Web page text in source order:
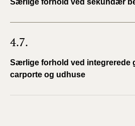
Særlige forhold ved sekundær
4.7.
Særlige forhold ved integrerede
carporte og udhuse